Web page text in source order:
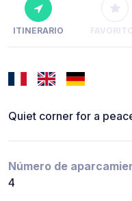
ITINERARIO
Quiet corner for a
Número de
4